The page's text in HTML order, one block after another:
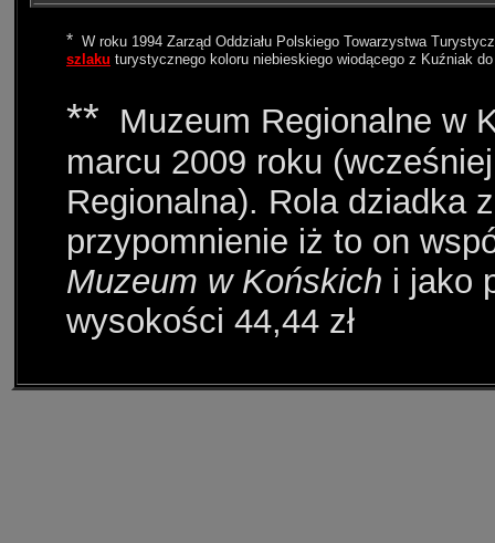
* W roku 1994 Zarząd Oddziału Polskiego Towarzystwa
szlaku turystycznego koloru niebieskiego wiodącego z Kuźniak do
** Muzeum Regionalne w
marcu 2009 roku
Regionalna). Rola dziadka
przypomnienie iż to on
Muzeum w Końskich i jako
wysokości 44,44 zł